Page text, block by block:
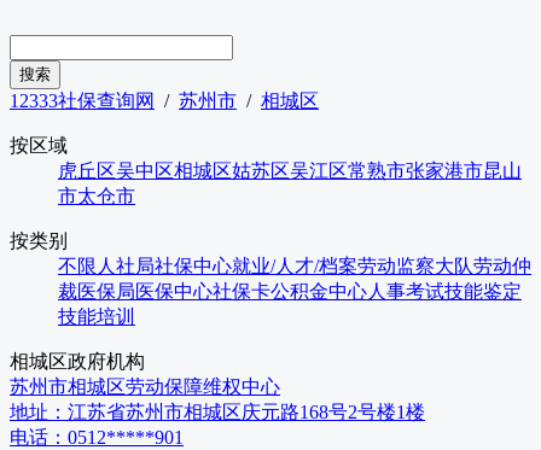
12333社保查询网 / 苏州市 / 相城区
按区域
虎丘区吴中区相城区姑苏区吴江区常熟市张家港市昆山
市太仓市
按类别
不限 人社局社保中心就业/人才/档案劳动监察大队劳动仲
裁医保局医保中心社保卡公积金中心人事考试技能鉴定
技能培训
相城区政府机构
苏州市相城区劳动保障维权中心
地址： 江苏省苏州市相城区庆元路168号2号楼1楼
电话： 0512*****901